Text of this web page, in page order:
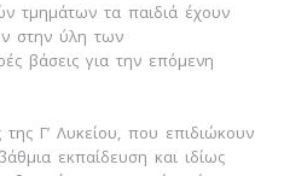
τμημάτων τα παιδιά έχουν
στην ύλη των
βάσεις για την επόμενη
Γ’ Λυκείου, που επιδιώκουν
εκπαίδευση και ιδίως